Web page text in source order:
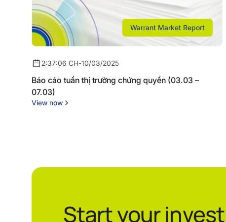
Warrant Market Report
2:37:06 CH-10/03/2025
Báo cáo tuần thị trường chứng quyền (03.03 –
07.03)
View now
Start your